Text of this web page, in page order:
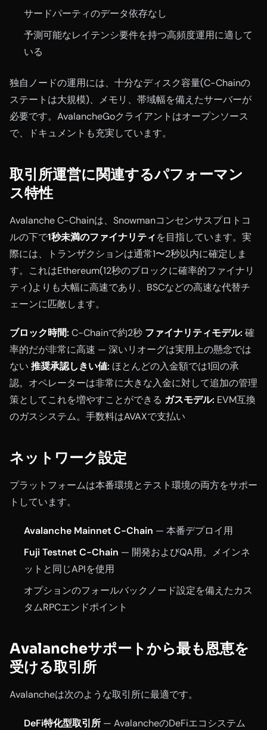
サードパーティのデータ依存なし
予測可能なレイテンシ要件を持つ高頻度運用に適して
いる
独自ノードの運用には、十分なディスク容量(C-Chainの
ステートは大規模)、メモリ、帯域幅を備えたサーバーが
必要です。AvalancheGoクライアントはオープンソース
で、ドキュメントも充実しています。
取引所運営に関連するパフォーマン
ス特性
Avalanche C-Chainは、Snowmanコンセンサスプロトコ
ルの下で1秒未満のファイナリティを目指しています。実
際には、トランザクションは通常1〜2秒以内に確定しま
す。これはEthereum(12秒のブロックに確率的ファイナリ
ティ)よりも大幅に高速であり、BSCなどの高速な代替チ
ェーンに匹敵します。
ブロック時間: C-Chainで約2秒 ファイナリティモデル: 確
率的だが非常に高速 — 深いリオーグは実用上の懸念では
ない 推奨承認しきい値: ほとんどの入金額では1回の承
認。オペレーターは非常に大きな入金に対して追加の管理
策としてこれを増やすことができる ガスモデル: EVM互換
のガスシステム。手数料はAVAXで支払い
ネットワーク設定
プラットフォームは本番環境とテスト環境の両方をサポー
トしています。
Avalanche Mainnet C-Chain — 本番デプロイ用
Fuji Testnet C-Chain — 開発およびQA用。メインネ
ットと同じAPIを使用
オプションのフォールバックノード設定を備えたカス
タムRPCエンドポイント
Avalancheサポートから最も恩恵を
受ける取引所
Avalancheは次のような取引所に最適です。
DeFi特化型取引所 — AvalancheのDeFiエコシステム